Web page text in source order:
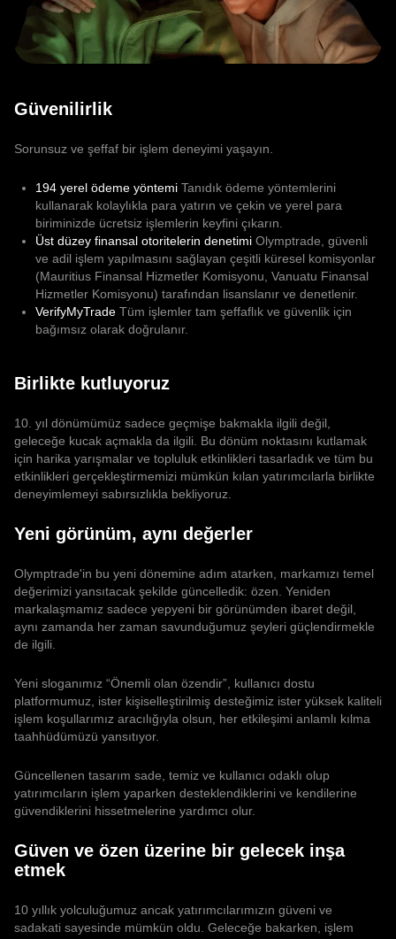
Güvenilirlik
Sorunsuz ve şeffaf bir işlem deneyimi yaşayın.
194 yerel ödeme yöntemi Tanıdık ödeme yöntemlerini
kullanarak kolaylıkla para yatırın ve çekin ve yerel para
biriminizde ücretsiz işlemlerin keyfini çıkarın.
Üst düzey finansal otoritelerin denetimi Olymptrade, güvenli
ve adil işlem yapılmasını sağlayan çeşitli küresel komisyonlar
(Mauritius Finansal Hizmetler Komisyonu, Vanuatu Finansal
Hizmetler Komisyonu) tarafından lisanslanır ve denetlenir.
VerifyMyTrade Tüm işlemler tam şeffaflık ve güvenlik için
bağımsız olarak doğrulanır.
Birlikte kutluyoruz
10. yıl dönümümüz sadece geçmişe bakmakla ilgili değil,
geleceğe kucak açmakla da ilgili. Bu dönüm noktasını kutlamak
için harika yarışmalar ve topluluk etkinlikleri tasarladık ve tüm bu
etkinlikleri gerçekleştirmemizi mümkün kılan yatırımcılarla birlikte
deneyimlemeyi sabırsızlıkla bekliyoruz.
Yeni görünüm, aynı değerler
Olymptrade'in bu yeni dönemine adım atarken, markamızı temel
değerimizi yansıtacak şekilde güncelledik: özen. Yeniden
markalaşmamız sadece yepyeni bir görünümden ibaret değil,
aynı zamanda her zaman savunduğumuz şeyleri güçlendirmekle
de ilgili.
Yeni sloganımız “Önemli olan özendir”, kullanıcı dostu
platformumuz, ister kişiselleştirilmiş desteğimiz ister yüksek kaliteli
işlem koşullarımız aracılığıyla olsun, her etkileşimi anlamlı kılma
taahhüdümüzü yansıtıyor.
Güncellenen tasarım sade, temiz ve kullanıcı odaklı olup
yatırımcıların işlem yaparken desteklendiklerini ve kendilerine
güvendiklerini hissetmelerine yardımcı olur.
Güven ve özen üzerine bir gelecek inşa
etmek
10 yıllık yolculuğumuz ancak yatırımcılarımızın güveni ve
sadakati sayesinde mümkün oldu. Geleceğe bakarken, işlem